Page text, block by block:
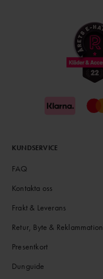
KUNDSERVICE
FAQ
Kontakta oss
Frakt & Leverans
Retur, Byte & Reklammation
Presentkort
Dunguide